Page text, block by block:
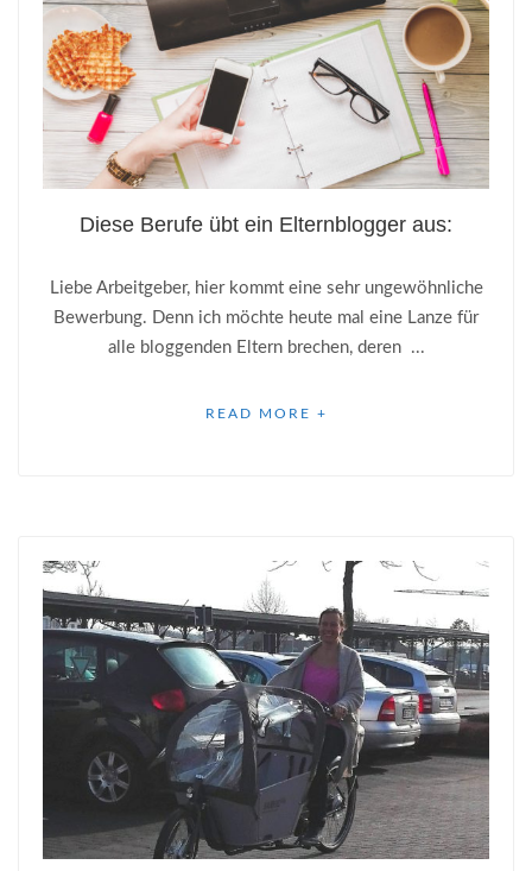
Diese Berufe übt ein Elternblogger aus:
Liebe Arbeitgeber, hier kommt eine sehr ungewöhnliche
Bewerbung. Denn ich möchte heute mal eine Lanze für
alle bloggenden Eltern brechen, deren ...
READ MORE +